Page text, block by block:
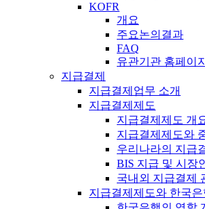
KOFR
개요
주요논의결과
FAQ
유관기관 홈페이지
지급결제
지급결제업무 소개
지급결제제도
지급결제제도 개
지급결제제도와
우리나라의 지급
BIS 지급 및 시장
국내외 지급결제
지급결제제도와 한국은